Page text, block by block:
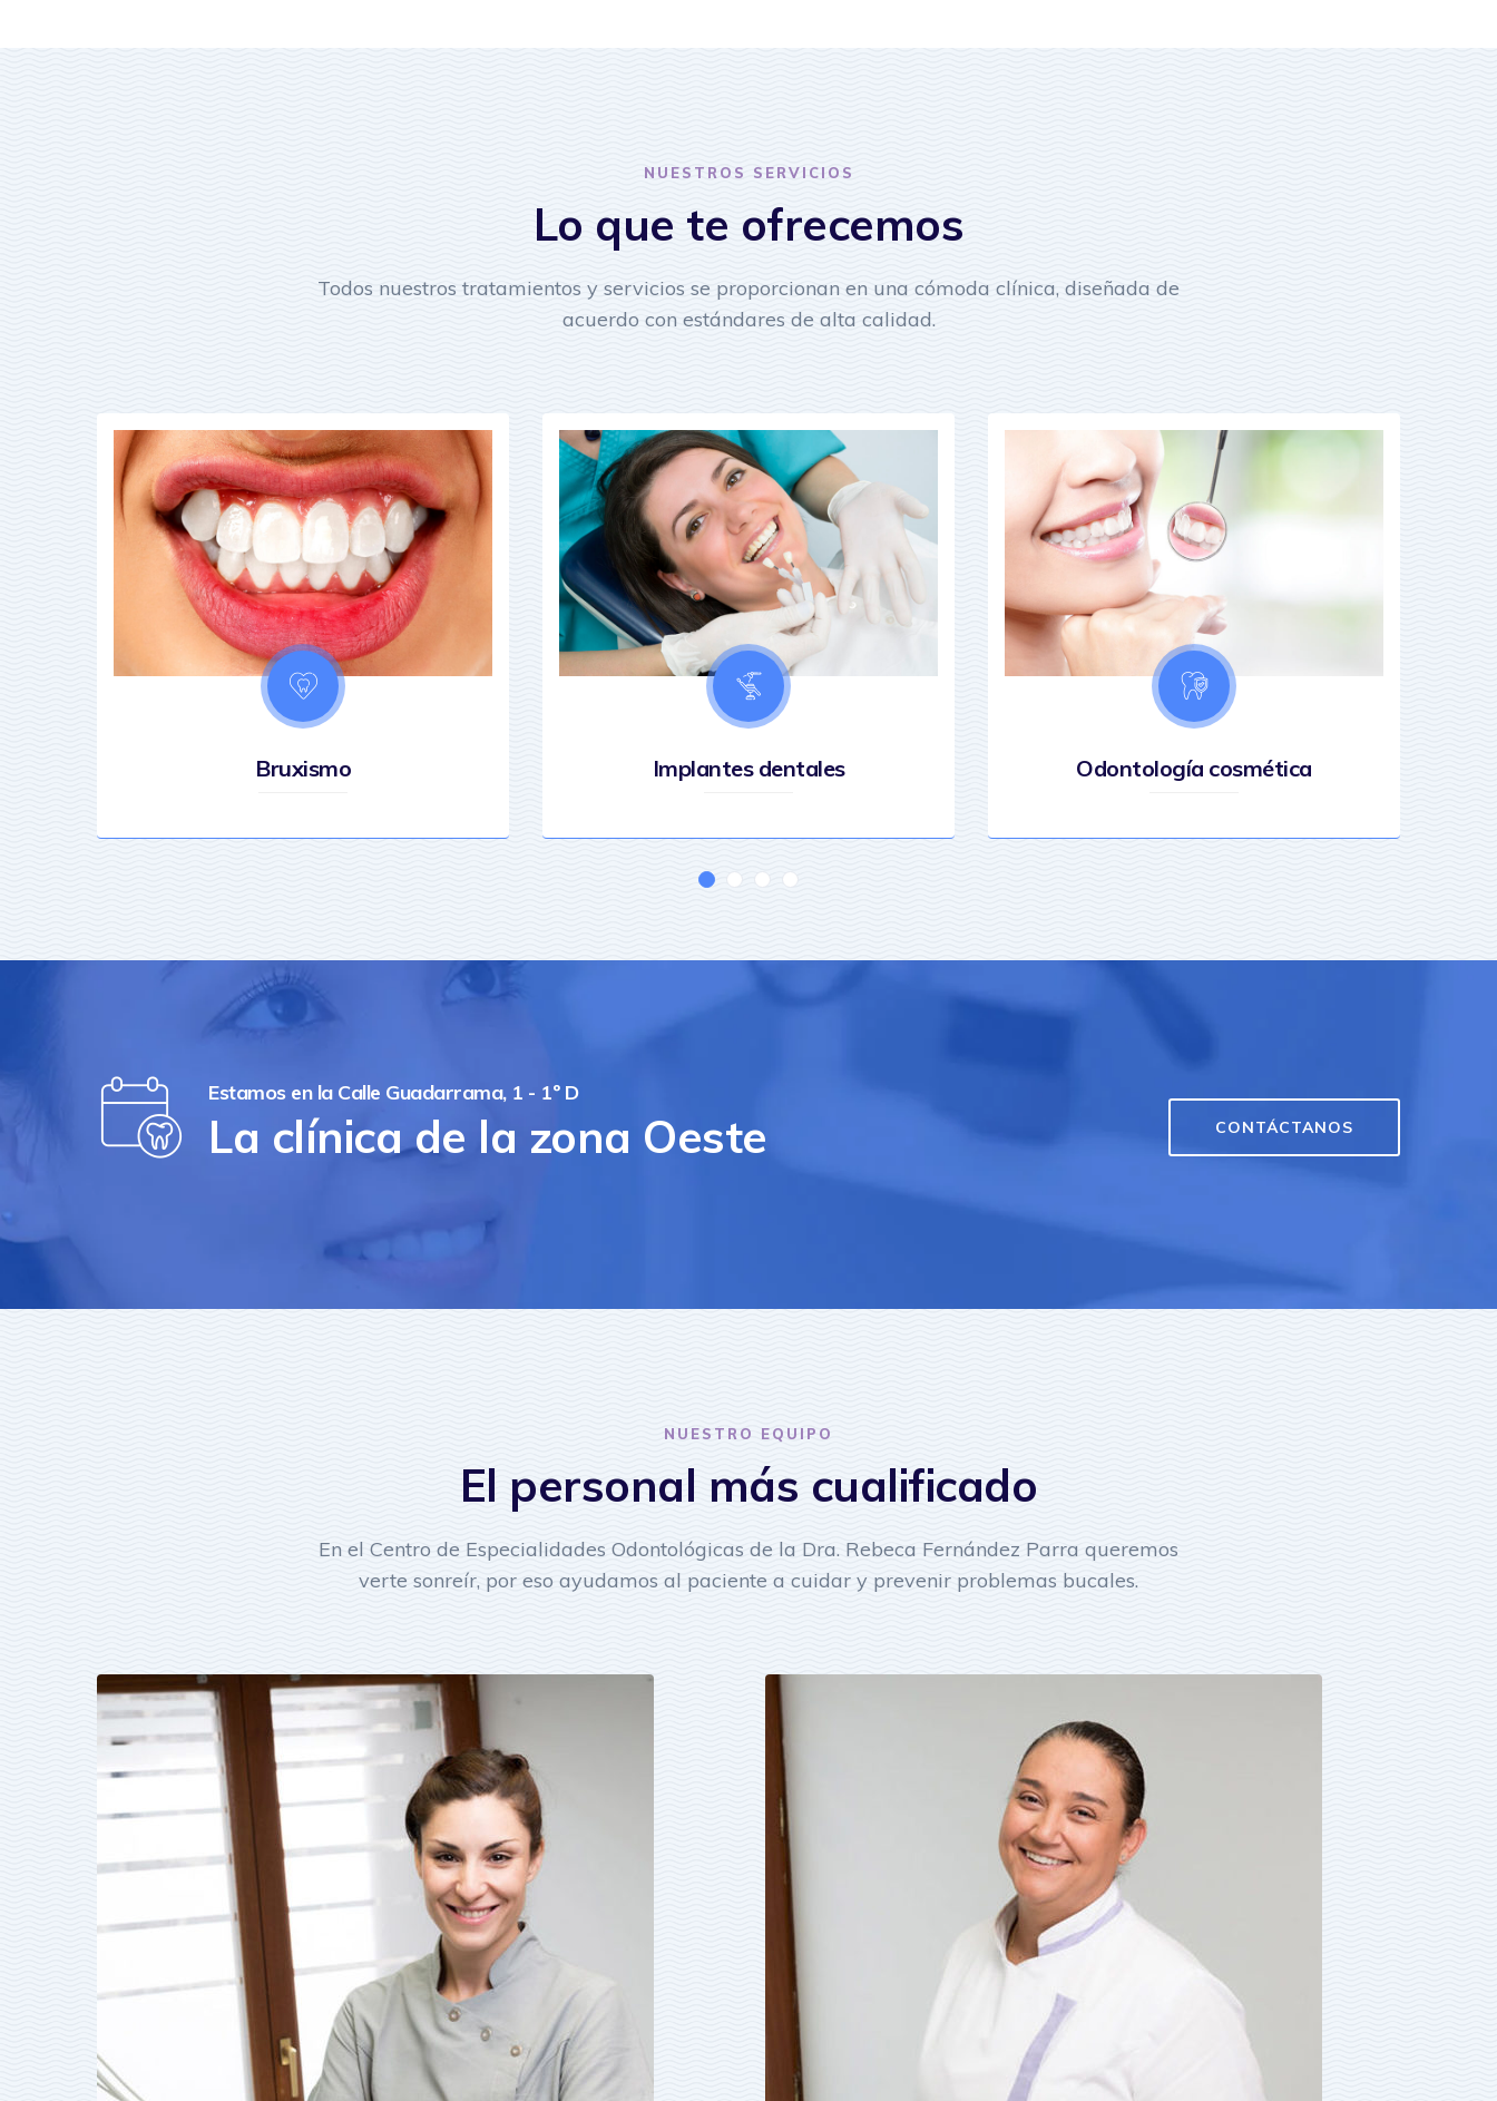
NUESTROS SERVICIOS
Lo que te ofrecemos
Todos nuestros tratamientos y servicios se proporcionan en una cómoda clínica, diseñada de
acuerdo con estándares de alta calidad.
Bruxismo Implantes dentales Odontología cosmética
Estamos en la Calle Guadarrama, 1 - 1º D
La clínica de la zona Oeste CONTÁCTANOS
NUESTRO EQUIPO
El personal más cualificado
En el Centro de Especialidades Odontológicas de la Dra. Rebeca Fernández Parra queremos
verte sonreír, por eso ayudamos al paciente a cuidar y prevenir problemas bucales.